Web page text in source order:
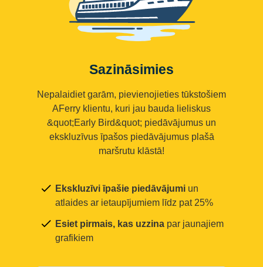
Sazināsimies
Nepalaidiet garām, pievienojieties tūkstošiem
AFerry klientu, kuri jau bauda lieliskus
&quot;Early Bird&quot; piedāvājumus un
ekskluzīvus īpašos piedāvājumus plašā
maršrutu klāstā!
Ekskluzīvi īpašie piedāvājumi un
atlaides ar ietaupījumiem līdz pat 25%
Esiet pirmais, kas uzzina par jaunajiem
grafikiem